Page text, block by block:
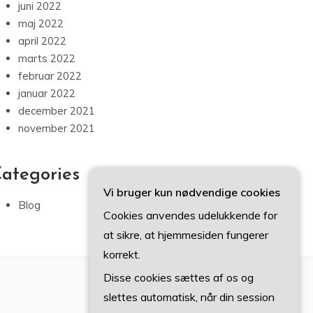
juni 2022
maj 2022
april 2022
marts 2022
februar 2022
januar 2022
december 2021
november 2021
Blog
Vi bruger kun nødvendige cookies
Cookies anvendes udelukkende for
at sikre, at hjemmesiden fungerer
korrekt.
Disse cookies sættes af os og
slettes automatisk, når din session